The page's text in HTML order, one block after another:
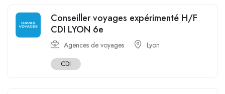
Conseiller voyages expérimenté H/F
CDI LYON 6e
Agences de voyages Lyon
CDI